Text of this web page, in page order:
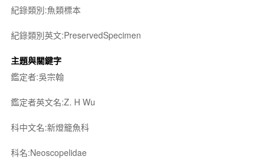
紀錄類別:魚類標本
紀錄類別英文:PreservedSpecimen
主題與關鍵字
鑑定者:吳宗翰
鑑定者英文名:Z. H Wu
科中文名:新燈籠魚科
科名:Neoscopelidae